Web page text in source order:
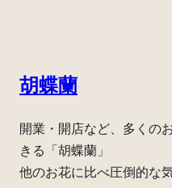
胡蝶蘭
開業・開店など、多く
きる「胡蝶蘭」
他のお花に比べ圧倒的な